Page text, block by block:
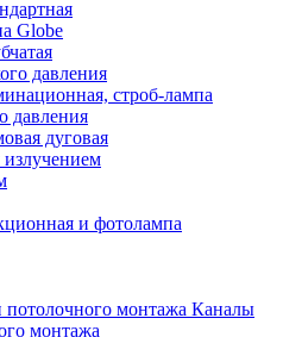
Globe
давления
строб-лампа
давления
дуговая
и фотолампа
Каналы
монтажа